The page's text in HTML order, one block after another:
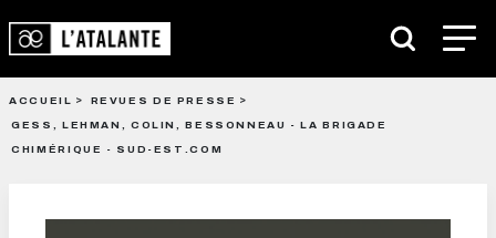
ACCUEIL
REVUES DE PRESSE
GESS, LEHMAN, COLIN, BESSONNEAU - LA BRIGADE
CHIMÉRIQUE - SUD-EST.COM